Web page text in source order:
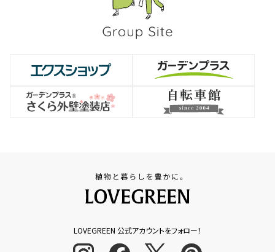
LOVEGREEN 公式アカウントをフォロー！